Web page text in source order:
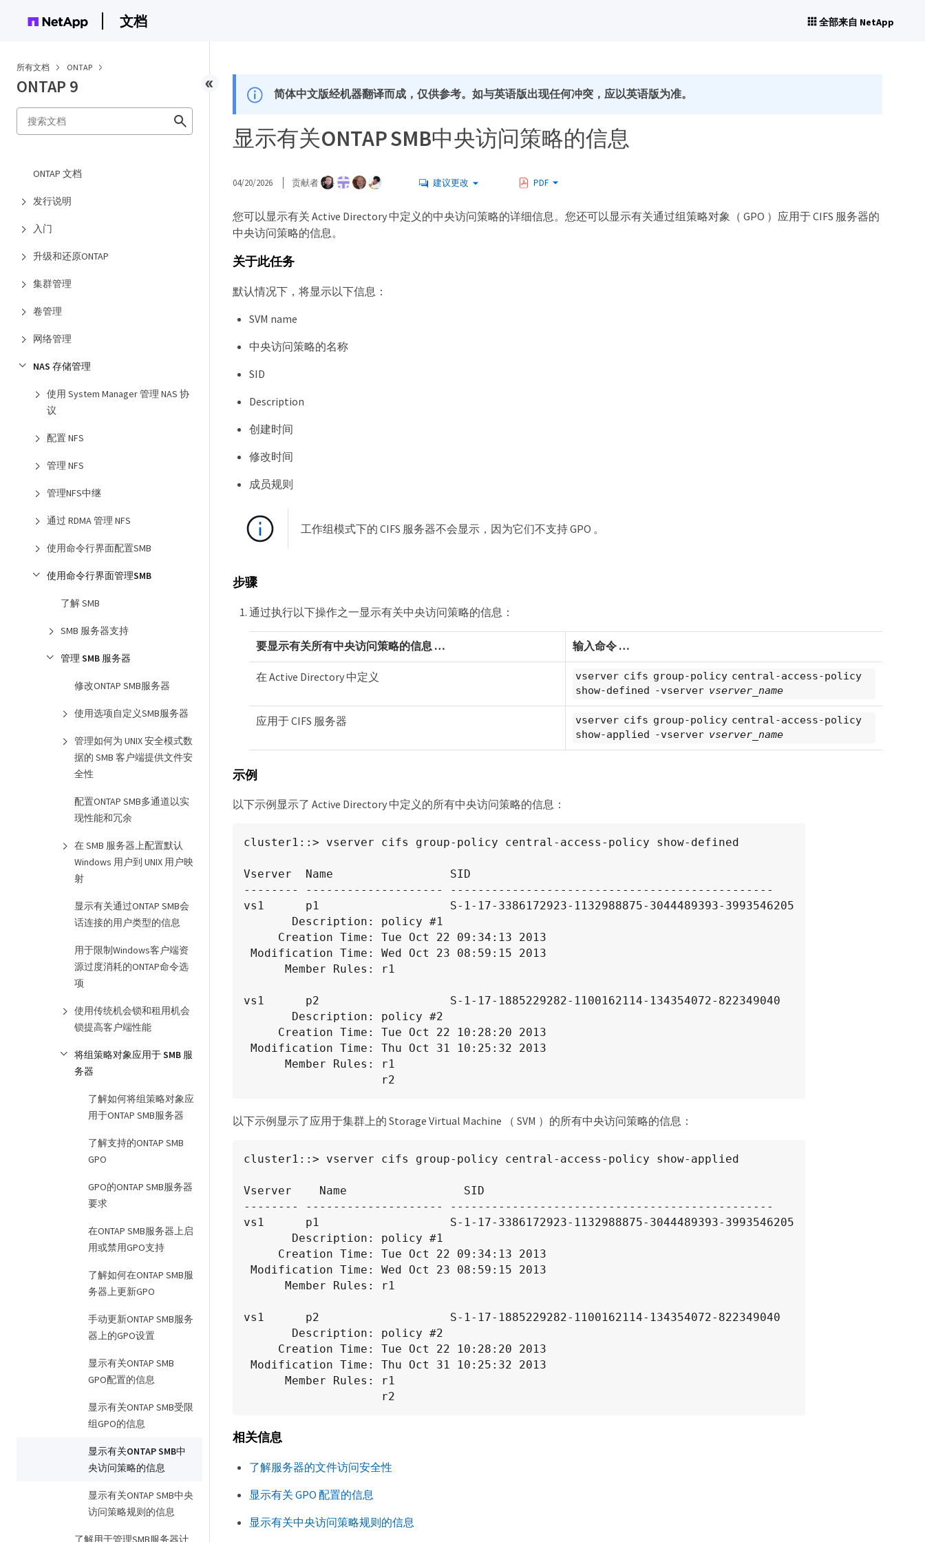
文档 全部来自 NetApp
所有文档 ONTAP
ONTAP 9
ONTAP 文档
发行说明
入门
升级和还原ONTAP
集群管理
卷管理
网络管理
NAS 存储管理
使用 System Manager 管理 NAS 协
议
配置 NFS
管理 NFS
管理NFS中继
通过 RDMA 管理 NFS
使用命令行界面配置SMB
使用命令行界面管理SMB
了解 SMB
SMB 服务器支持
管理 SMB 服务器
修改ONTAP SMB服务器
使用选项自定义SMB服务器
管理如何为 UNIX 安全模式数
据的 SMB 客户端提供文件安
全性
配置ONTAP SMB多通道以实
现性能和冗余
在 SMB 服务器上配置默认
Windows 用户到 UNIX 用户映
射
显示有关通过ONTAP SMB会
话连接的用户类型的信息
用于限制Windows客户端资
源过度消耗的ONTAP命令选
项
使用传统机会锁和租用机会
锁提高客户端性能
将组策略对象应用于 SMB 服
务器
了解如何将组策略对象应
用于ONTAP SMB服务器
了解支持的ONTAP SMB
GPO
GPO的ONTAP SMB服务器
要求
在ONTAP SMB服务器上启
用或禁用GPO支持
了解如何在ONTAP SMB服
务器上更新GPO
手动更新ONTAP SMB服务
器上的GPO设置
显示有关ONTAP SMB
GPO配置的信息
显示有关ONTAP SMB受限
组GPO的信息
显示有关ONTAP SMB中
央访问策略的信息
显示有关ONTAP SMB中央
访问策略规则的信息
了解用于管理SMB服务器计
简体中文版经机器翻译而成，仅供参考。如与英语版出现任何冲突，应以英语版为准。
显示有关ONTAP SMB中央访问策略的信息
04/20/2026 贡献者 建议更改 PDF
您可以显示有关 Active Directory 中定义的中央访问策略的详细信息。您还可以显示有关通过组策略对象（ GPO ）应用于 CIFS 服务器的
中央访问策略的信息。
关于此任务
默认情况下，将显示以下信息：
SVM name
中央访问策略的名称
SID
Description
创建时间
修改时间
成员规则
工作组模式下的 CIFS 服务器不会显示，因为它们不支持 GPO 。
步骤
通过执行以下操作之一显示有关中央访问策略的信息：
要显示有关所有中央访问策略的信息 …​ 输入命令 …​
在 Active Directory 中定义
vserver cifs group-policy central-access-policy
show-defined -vserver vserver_name
应用于 CIFS 服务器
vserver cifs group-policy central-access-policy
show-applied -vserver vserver_name
示例
以下示例显示了 Active Directory 中定义的所有中央访问策略的信息：
cluster1::> vserver cifs group-policy central-access-policy show-defined
Vserver  Name                 SID
-------- -------------------- -----------------------------------------------
vs1      p1                   S-1-17-3386172923-1132988875-3044489393-3993546205
vs1      p2                   S-1-17-1885229282-1100162114-134354072-822349040
                    r2
以下示例显示了应用于集群上的 Storage Virtual Machine （ SVM ）的所有中央访问策略的信息：
cluster1::> vserver cifs group-policy central-access-policy show-applied
Vserver    Name                 SID
-------- -------------------- -----------------------------------------------
vs1      p1                   S-1-17-3386172923-1132988875-3044489393-3993546205
vs1      p2                   S-1-17-1885229282-1100162114-134354072-822349040
                    r2
相关信息
了解服务器的文件访问安全性
显示有关 GPO 配置的信息
显示有关中央访问策略规则的信息